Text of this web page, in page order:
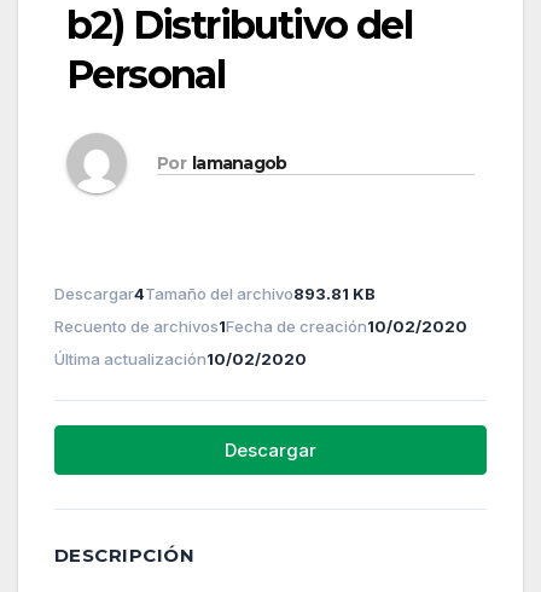
b2) Distributivo del
Personal
Por lamanagob
Descargar4Tamaño del archivo893.81 KB
Recuento de archivos1Fecha de creación10/02/2020
Última actualización10/02/2020
Descargar
DESCRIPCIÓN